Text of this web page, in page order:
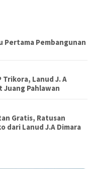
Pertama Pembangunan
Trikora, Lanud J. A
Juang Pahlawan
Gratis, Ratusan
dari Lanud J.A Dimara